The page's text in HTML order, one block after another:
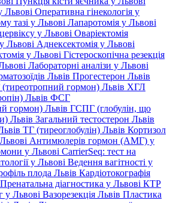
Львові Оперативна гінекологія у
тазі у Львові Лапаротомія у Львові
у Львові Оваріектомія
Львові Аднексектомія у Львові
у Львові Гістероскопічна резекція
Лабораторні аналізи у Львові
Львів Прогестерон Львів
гормон) Львів ХГЛ
Львів ФСГ
гормон) Львів ГСПГ (глобулін, що
Львів Загальний тестостерон Львів
ТГ (тиреоглобулін) Львів Кортизол
Антимюлерів гормон (АМГ) у
у Львові CarrierSeq: тест на
у Львові Ведення вагітності у
плода Львів Кардіотокографія
Пренатальна діагностика у Львові КТР
у Львові Вазорезекція Львів Пластика